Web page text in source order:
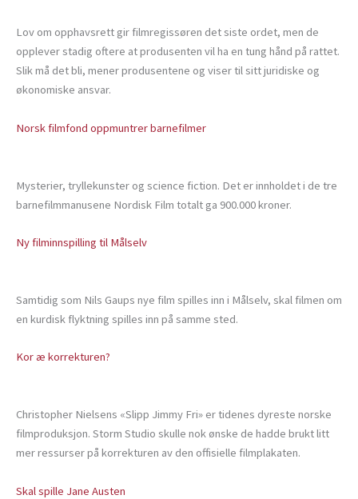
Lov om opphavsrett gir filmregissøren det siste ordet, men de
opplever stadig oftere at produsenten vil ha en tung hånd på rattet.
Slik må det bli, mener produsentene og viser til sitt juridiske og
økonomiske ansvar.
Norsk filmfond oppmuntrer barnefilmer
Mysterier, tryllekunster og science fiction. Det er innholdet i de tre
barnefilmmanusene Nordisk Film totalt ga 900.000 kroner.
Ny filminnspilling til Målselv
Samtidig som Nils Gaups nye film spilles inn i Målselv, skal filmen om
en kurdisk flyktning spilles inn på samme sted.
Kor æ korrekturen?
Christopher Nielsens «Slipp Jimmy Fri» er tidenes dyreste norske
filmproduksjon. Storm Studio skulle nok ønske de hadde brukt litt
mer ressurser på korrekturen av den offisielle filmplakaten.
Skal spille Jane Austen